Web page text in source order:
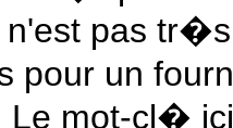
pas
pour un
Le mot-cl�